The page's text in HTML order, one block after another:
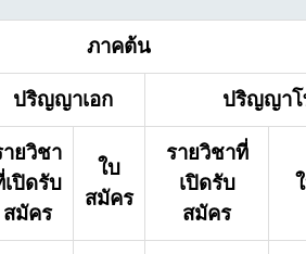
ภาคต้น
ปริญญาเอก ปริญญา
ายวิชา
เปิดรับ
สมัคร
ใบ
สมัคร
รายวิชาที่
เปิดรับ
สมัคร